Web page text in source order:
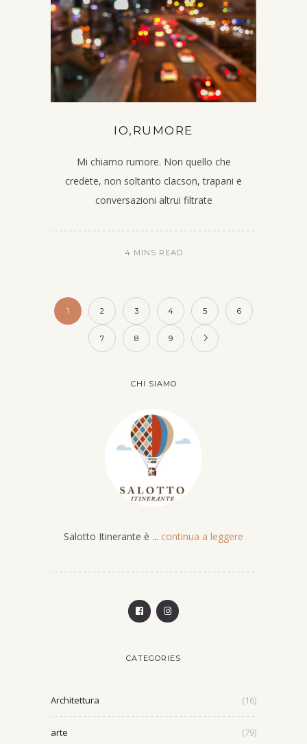
IO,RUMORE
Mi chiamo rumore. Non quello che
credete, non soltanto clacson, trapani e
conversazioni altrui filtrate
4 MINS READ
1 2 3 4 5 6
7 8 9
CHI SIAMO
Salotto Itinerante è ... continua a leggere
CATEGORIES
Architettura (16)
arte (79)